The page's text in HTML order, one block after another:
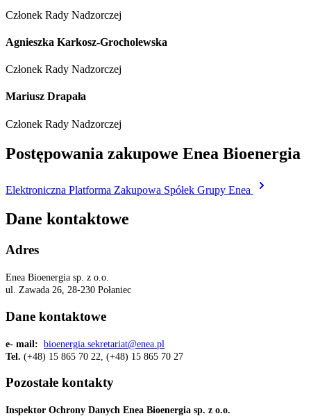
Członek Rady Nadzorczej
Agnieszka Karkosz-Grocholewska
Członek Rady Nadzorczej
Mariusz Drapała
Członek Rady Nadzorczej
Postępowania zakupowe Enea Bioenergia
Elektroniczna Platforma Zakupowa Spółek Grupy Enea
Dane kontaktowe
Adres
Enea Bioenergia sp. z o.o.
ul. Zawada 26, 28-230 Połaniec
Dane kontaktowe
e- mail: bioenergia.sekretariat@enea.pl
Tel. (+48) 15 865 70 22, (+48) 15 865 70 27
Pozostałe kontakty
Inspektor Ochrony Danych Enea Bioenergia sp. z o.o.